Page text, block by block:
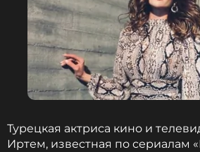
Турецкая актриса кино и
Иртем, известная по сериалам